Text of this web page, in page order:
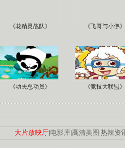
《花精灵战队》 《飞哥与小佛》
《功夫总动员》 《竞技大联盟》
大片放映厅|电影库|高清美图 |热辣资